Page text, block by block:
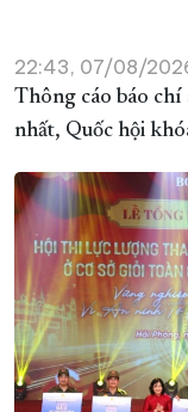
22:43, 07/08/
Thông cáo báo
nhất, Quốc hội